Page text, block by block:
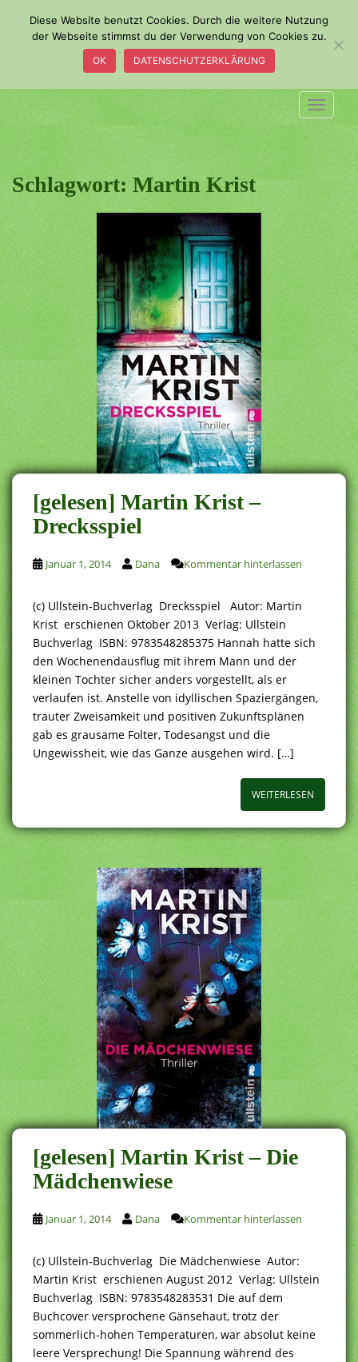
m
a
i
n
c
o
n
t
e
n
t
Schlagwort:Martin Krist
[gelesen] Martin Krist –
Drecksspiel
Januar 1, 2014 Dana Kommentar hinterlassen
(c) Ullstein-Buchverlag Drecksspiel Autor: Martin
Krist erschienen Oktober 2013 Verlag: Ullstein
Buchverlag ISBN: 9783548285375 Hannah hatte sich
den Wochenendausflug mit ihrem Mann und der
kleinen Tochter sicher anders vorgestellt, als er
verlaufen ist. Anstelle von idyllischen Spaziergängen,
trauter Zweisamkeit und positiven Zukunftsplänen
gab es grausame Folter, Todesangst und die
Ungewissheit, wie das Ganze ausgehen wird. […]
WEITERLESEN
[gelesen] Martin Krist – Die
Mädchenwiese
Januar 1, 2014 Dana Kommentar hinterlassen
(c) Ullstein-Buchverlag Die Mädchenwiese Autor:
Martin Krist erschienen August 2012 Verlag: Ullstein
Buchverlag ISBN: 9783548283531 Die auf dem
Buchcover versprochene Gänsehaut, trotz der
sommerlich-hohen Temperaturen, war absolut keine
leere Versprechung! Die Spannung während des
Diese Website benutzt Cookies. Durch die weitere Nutzung
der Webseite stimmst du der Verwendung von Cookies zu.
OK DATENSCHUTZERKLÄRUNG